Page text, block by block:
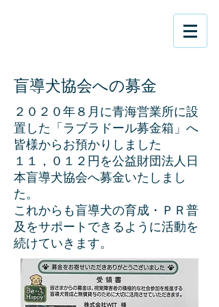
​盲導犬協会への募金
​２０２０年８月に青海営業所に設
置した「ラブラドール募金箱」へ
皆様からお預かりしました
１１，０１２円を公益財団法人日
本盲導犬協会へ募金いたしまし
た。
これからも盲導犬の育成・ＰＲ普
及をサポートできるように活動を
続けていきます。